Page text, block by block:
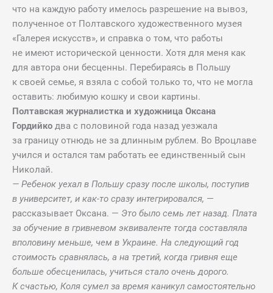
что на каждую работу имелось разрешение на вывоз,
полученное от Полтавского художественного музея
«Галерея искусств», и справка о том, что работы
не имеют исторической ценности. Хотя для меня как
для автора они бесценны. Перебираясь в Польшу
к своей семье, я взяла с собой только то, что не могла
оставить: любимую кошку и свои картины.
Полтавская журналистка и художница Оксана
Гордийко два с половиной года назад уезжала
за границу отнюдь не за длинным рублем. Во Вроцлаве
учился и остался там работать ее единственный сын
Николай.
— Ребенок уехал в Польшу сразу после школы, поступив
в университет, и как-то сразу интегрировался, —
рассказывает Оксана. — Это было семь лет назад. Плата
за обучение в гривневом эквиваленте тогда составляла
вполовину меньше, чем в Украине. На следующий год
стоимость сравнялась, а на третий, когда гривня еще
больше обесценилась, учиться стало очень дорого.
К счастью, Коля сумел за время каникул самостоятельно